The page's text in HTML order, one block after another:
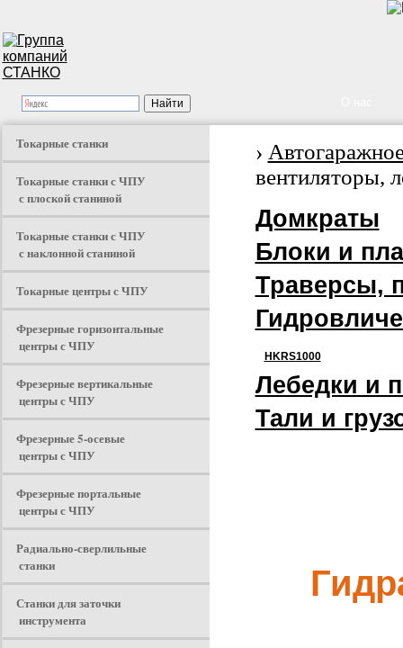
Токарные станки
Токарные станки с ЧПУ
с плоской станиной
Токарные станки с ЧПУ
с наклонной станиной
Токарные центры с ЧПУ
Фрезерные горизонтальные
центры с ЧПУ
Фрезерные вертикальные
центры с ЧПУ
Фрезерные 5-осевые
центры с ЧПУ
Фрезерные портальные
центры с ЧПУ
Радиально-сверлильные
станки
Станки для заточки
инструмента
›
вентиляторы,
Домкраты
Блоки и
Траверсы,
HKRS1000
Лебедки и
Тали и